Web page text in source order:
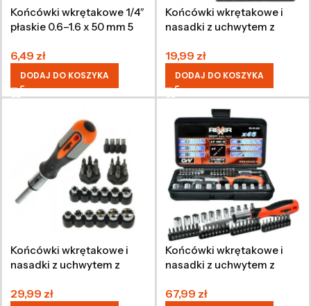
Końcówki wkrętakowe 1/4″
płaskie 0.6–1.6 x 50 mm 5
6,49 zł
DODAJ DO KOSZYKA
Końcówki wkrętakowe i
nasadki z uchwytem z
19,99 zł
DODAJ DO KOSZYKA
Końcówki wkrętakowe i
nasadki z uchwytem z
29,99 zł
Końcówki wkrętakowe i
nasadki z uchwytem z
67,99 zł